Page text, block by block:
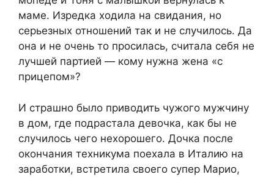
маме. Изредка ходила на свидания, но
серьезных отношений так и не случилось. Да
она и не очень то просилась, считала себя не
лучшей партией — кому нужна жена «с
прицепом»?
И страшно было приводить чужого мужчину
в дом, где подрастала девочка, как бы не
случилось чего нехорошего. Дочка после
окончания техникума поехала в Италию на
заработки, встретила своего супер Марио,